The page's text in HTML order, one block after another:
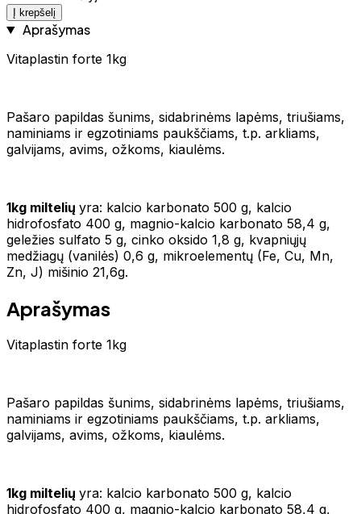
Į krepšelį
Aprašymas
Vitaplastin forte 1kg
Pašaro papildas šunims, sidabrinėms lapėms, triušiams,
naminiams ir egzotiniams paukščiams, t.p. arkliams,
galvijams, avims, ožkoms, kiaulėms.
1kg miltelių yra: kalcio karbonato 500 g, kalcio
hidrofosfato 400 g, magnio-kalcio karbonato 58,4 g,
geležies sulfato 5 g, cinko oksido 1,8 g, kvapniųjų
medžiagų (vanilės) 0,6 g, mikroelementų (Fe, Cu, Mn,
Zn, J) mišinio 21,6g.
Aprašymas
Vitaplastin forte 1kg
Pašaro papildas šunims, sidabrinėms lapėms, triušiams,
naminiams ir egzotiniams paukščiams, t.p. arkliams,
galvijams, avims, ožkoms, kiaulėms.
1kg miltelių yra: kalcio karbonato 500 g, kalcio
hidrofosfato 400 g, magnio-kalcio karbonato 58,4 g,